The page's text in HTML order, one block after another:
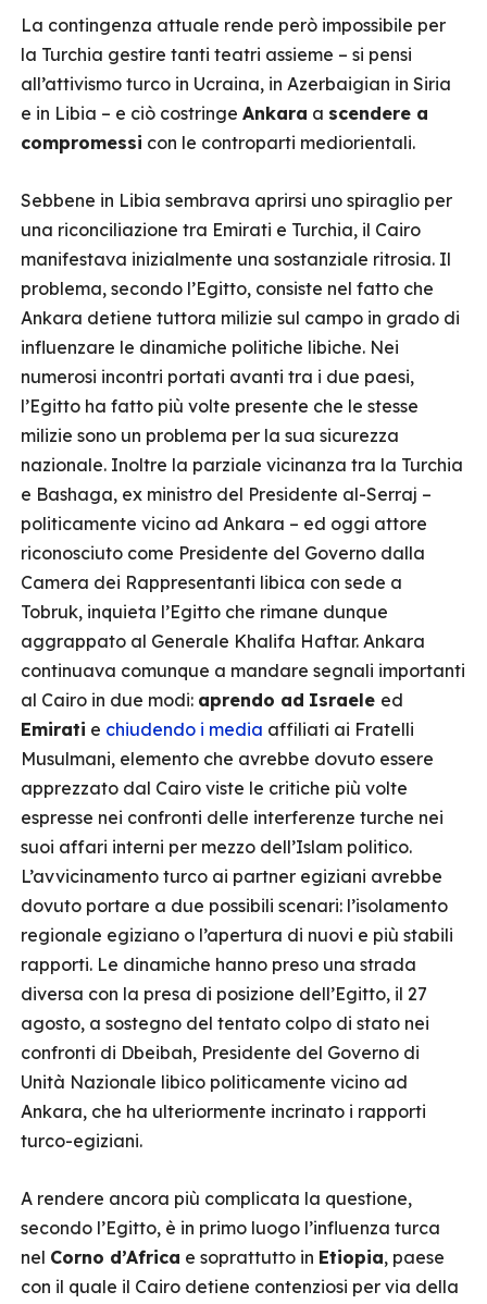
La contingenza attuale rende però impossibile per
la Turchia gestire tanti teatri assieme – si pensi
all’attivismo turco in Ucraina, in Azerbaigian in Siria
e in Libia – e ciò costringe Ankara a scendere a
compromessi con le controparti mediorientali.
Sebbene in Libia sembrava aprirsi uno spiraglio per
una riconciliazione tra Emirati e Turchia, il Cairo
manifestava inizialmente una sostanziale ritrosia. Il
problema, secondo l’Egitto, consiste nel fatto che
Ankara detiene tuttora milizie sul campo in grado di
influenzare le dinamiche politiche libiche. Nei
numerosi incontri portati avanti tra i due paesi,
l’Egitto ha fatto più volte presente che le stesse
milizie sono un problema per la sua sicurezza
nazionale. Inoltre la parziale vicinanza tra la Turchia
e Bashaga, ex ministro del Presidente al-Serraj –
politicamente vicino ad Ankara – ed oggi attore
riconosciuto come Presidente del Governo dalla
Camera dei Rappresentanti libica con sede a
Tobruk, inquieta l’Egitto che rimane dunque
aggrappato al Generale Khalifa Haftar. Ankara
continuava comunque a mandare segnali importanti
al Cairo in due modi: aprendo ad Israele ed
Emirati e chiudendo i media affiliati ai Fratelli
Musulmani, elemento che avrebbe dovuto essere
apprezzato dal Cairo viste le critiche più volte
espresse nei confronti delle interferenze turche nei
suoi affari interni per mezzo dell’Islam politico.
L’avvicinamento turco ai partner egiziani avrebbe
dovuto portare a due possibili scenari: l’isolamento
regionale egiziano o l’apertura di nuovi e più stabili
rapporti. Le dinamiche hanno preso una strada
diversa con la presa di posizione dell’Egitto, il 27
agosto, a sostegno del tentato colpo di stato nei
confronti di Dbeibah, Presidente del Governo di
Unità Nazionale libico politicamente vicino ad
Ankara, che ha ulteriormente incrinato i rapporti
turco-egiziani.
A rendere ancora più complicata la questione,
secondo l’Egitto, è in primo luogo l’influenza turca
nel Corno d’Africa e soprattutto in Etiopia, paese
con il quale il Cairo detiene contenziosi per via della